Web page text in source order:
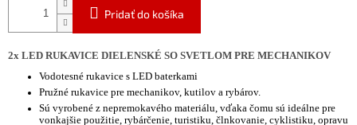
Pridať do košíka
2x LED RUKAVICE DIELENSKÉ SO SVETLOM PRE MECHANIKOV
Vodotesné rukavice s LED baterkami
Pružné rukavice pre mechanikov, kutilov a rybárov.
Sú vyrobené z nepremokavého materiálu, vďaka čomu sú ideálne pre
vonkajšie použitie, rybárčenie, turistiku, člnkovanie, cyklistiku, opravu